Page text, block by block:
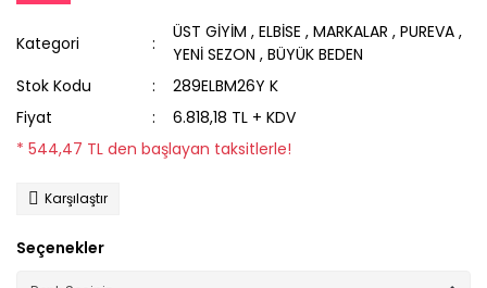
Kategori
ÜST GİYİM ,ELBİSE ,MARKALAR ,PUREVA ,
YENİ SEZON,BÜYÜK BEDEN
Stok Kodu
289ELBM26Y K
Fiyat
6.818,18 TL + KDV
* 544,47 TL den başlayan taksitlerle!
Karşılaştır
Seçenekler